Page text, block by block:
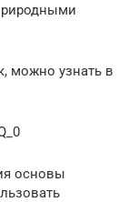
можно узнать в
основы